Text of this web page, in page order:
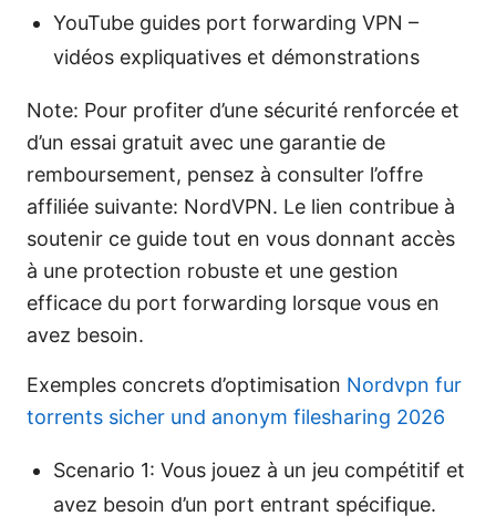
YouTube guides port forwarding VPN –
vidéos expliquatives et démonstrations
Note: Pour profiter d’une sécurité renforcée et
d’un essai gratuit avec une garantie de
remboursement, pensez à consulter l’offre
affiliée suivante: NordVPN. Le lien contribue à
soutenir ce guide tout en vous donnant accès
à une protection robuste et une gestion
efficace du port forwarding lorsque vous en
avez besoin.
Exemples concrets d’optimisation Nordvpn fur
torrents sicher und anonym filesharing 2026
Scenario 1: Vous jouez à un jeu compétitif et
avez besoin d’un port entrant spécifique.